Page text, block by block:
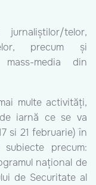
telor,
precum și
mass-media din
multe activități,
iarnă ce se va
si 21 februarie) în
precum:
național de
de Securitate al